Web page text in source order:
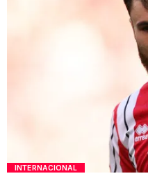
INTERNACIONAL